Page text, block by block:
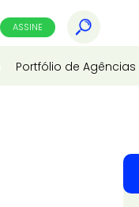
ASSINE
Portfólio de Agências